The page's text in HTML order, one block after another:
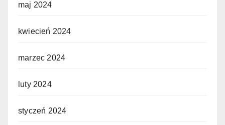
maj 2024
kwiecień 2024
marzec 2024
luty 2024
styczeń 2024